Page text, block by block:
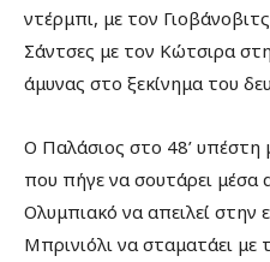
ντέρμπι, με τον
Σάντσες με τον Κώτσιρα
άμυνας στο ξεκίνημα του
Ο Παλάσιος στο 48’ υπέστη
που πήγε να σουτάρει μέσα
Ολυμπιακό να απειλεί στην
Μπρινιόλι να σταματάει